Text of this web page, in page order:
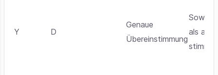
Y D
Genaue
Übereinstimmung
Sowohl
als